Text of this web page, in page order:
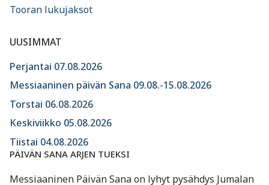
Tooran lukujaksot
UUSIMMAT
Perjantai 07.08.2026
Messiaaninen päivän Sana 09.08.-15.08.2026
Torstai 06.08.2026
Keskiviikko 05.08.2026
Tiistai 04.08.2026
PÄIVÄN SANA ARJEN TUEKSI
Messiaaninen Päivän Sana on lyhyt pysähdys Jumalan